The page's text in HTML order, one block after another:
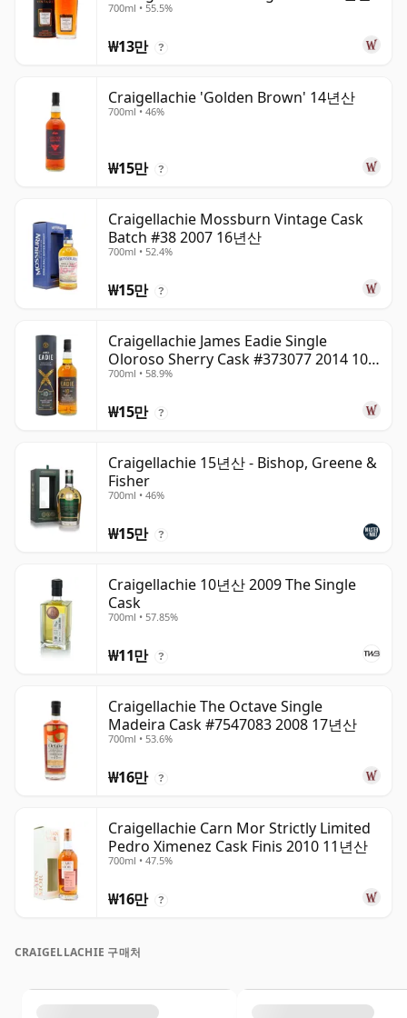
700ml • 55.5%
₩13만 ?
Craigellachie 'Golden Brown' 14년산
700ml • 46%
₩15만 ?
Craigellachie Mossburn Vintage Cask
Batch #38 2007 16년산
700ml • 52.4%
₩15만 ?
Craigellachie James Eadie Single
Oloroso Sherry Cask #373077 2014 10
년산
700ml • 58.9%
₩15만 ?
Craigellachie 15년산 - Bishop, Greene &
Fisher
700ml • 46%
₩15만 ?
Craigellachie 10년산 2009 The Single
Cask
700ml • 57.85%
₩11만 ?
Craigellachie The Octave Single
Madeira Cask #7547083 2008 17년산
700ml • 53.6%
₩16만 ?
Craigellachie Carn Mor Strictly Limited
Pedro Ximenez Cask Finis 2010 11년산
700ml • 47.5%
₩16만 ?
CRAIGELLACHIE 구매처